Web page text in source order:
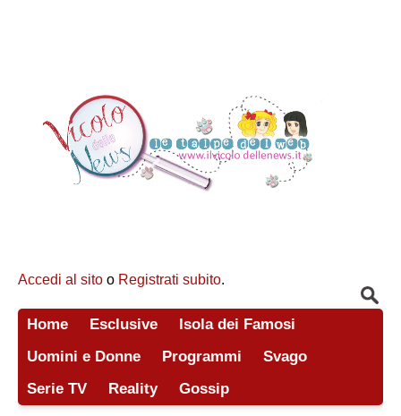
Accedi al sito o Registrati subito.
Home Esclusive
Isola dei Famosi
Uomini e Donne
Programmi
Svago
Serie TV
Reality Gossip